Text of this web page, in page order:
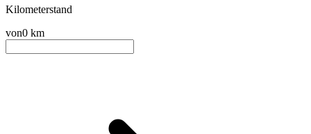
Kilometerstand
von0 km